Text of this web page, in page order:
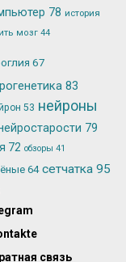
78 история
мозг 44
67
83
53 нейроны
79
72 обзоры 41
64 сетчатка 95
связь